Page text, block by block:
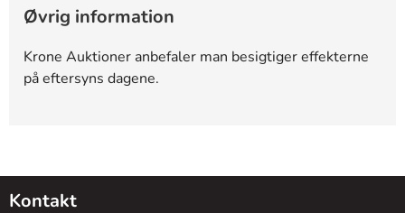
Øvrig information
Krone Auktioner anbefaler man besigtiger effekterne
på eftersyns dagene.
Kontakt